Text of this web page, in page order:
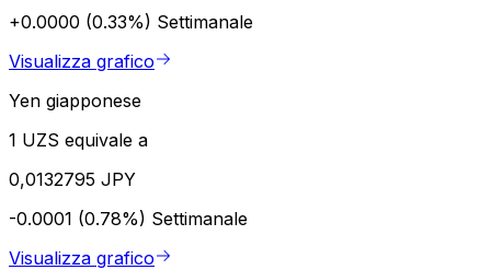
+0.0000 (0.33%) Settimanale
Visualizza grafico
Yen giapponese
1 UZS equivale a
0,0132795 JPY
-0.0001 (0.78%) Settimanale
Visualizza grafico